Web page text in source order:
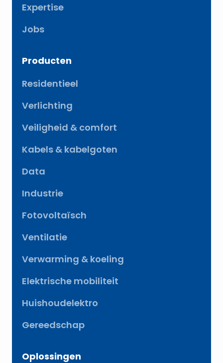
Expertise
Jobs
Producten
Residentieel
Verlichting
Veiligheid & comfort
Kabels & kabelgoten
Data
Industrie
Fotovoltaïsch
Ventilatie
Verwarming & koeling
Elektrische mobiliteit
Huishoudelektro
Gereedschap
Oplossingen